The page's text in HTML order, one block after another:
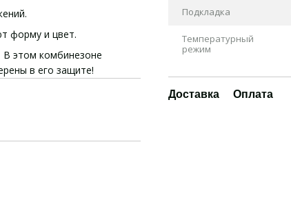
форму и цвет.
этом комбинезоне
в его защите!
Подкладка
Температурный
режим
Доставка Оплата